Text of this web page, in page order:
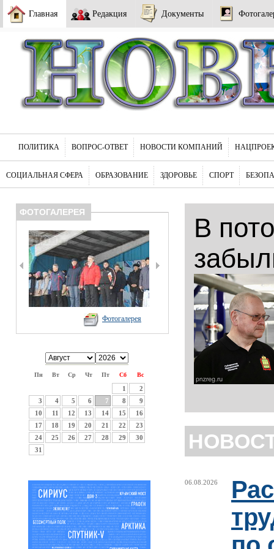
Главная Редакция Документы
ПОЛИТИКА ВОПРОС-ОТВЕТ НОВОСТИ КОМПАНИЙ
СОЦИАЛЬНАЯ СФЕРА ОБРАЗОВАНИЕ ЗДОРОВЬЕ СПОРТ
ФОТОГАЛЕРЕЯ
Фотогалерея
Пн Вт Ср Чт Пт Сб Вс
1
2
3
4 5 6 7 8
9
10
11 12 13 14 15
16
17
18 19 20 21 22
23
24
25 26 27 28 29
30
31
В
06.08.2026